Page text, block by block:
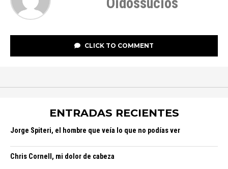
CLICK TO COMMENT
ENTRADAS RECIENTES
Jorge Spiteri, el hombre que veía lo que no podías ver
Chris Cornell, mi dolor de cabeza